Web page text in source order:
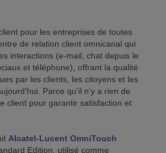
pour les entreprises de toutes
de relation client omnicanal qui
interactions (e-mail, chat depuis le
et téléphone), offrant la qualité
par les clients, les citoyens et les
Parce qu'il n'y a rien de
client pour garantir satisfaction et
Alcatel-Lucent OmniTouch
Edition, utilisé comme